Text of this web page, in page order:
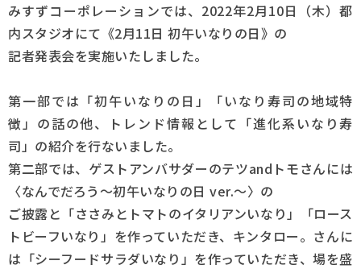
知る・楽しむ
レシピ
お知らせ
企業情報
採用情報
Q&A
お問い合わせ
みすずコーポレーションでは、2022年2月10日（木）都
内スタジオにて《2月11日 初午いなりの日》の
記者発表会を実施いたしました。
第一部では「初午いなりの日」「いなり寿司の地域特
徴」の話の他、トレンド情報として「進化系いなり寿
司」の紹介を行ないました。
第二部では、ゲストアンバサダーのテツandトモさんには
〈なんでだろう～初午いなりの日 ver.～〉の
ご披露と「ささみとトマトのイタリアンいなり」「ロース
トビーフいなり」を作っていただき、 キンタロー。さんに
は「シーフードサラダいなり」を作っていただき、場を盛